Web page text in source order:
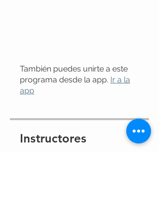
También puedes unirte a este
programa desde la app. Ir a la
app
Instructores